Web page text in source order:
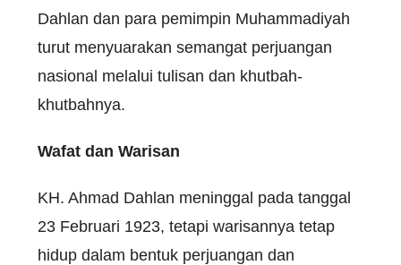
Dahlan dan para pemimpin Muhammadiyah
turut menyuarakan semangat perjuangan
nasional melalui tulisan dan khutbah-
khutbahnya.
Wafat dan Warisan
KH. Ahmad Dahlan meninggal pada tanggal
23 Februari 1923, tetapi warisannya tetap
hidup dalam bentuk perjuangan dan